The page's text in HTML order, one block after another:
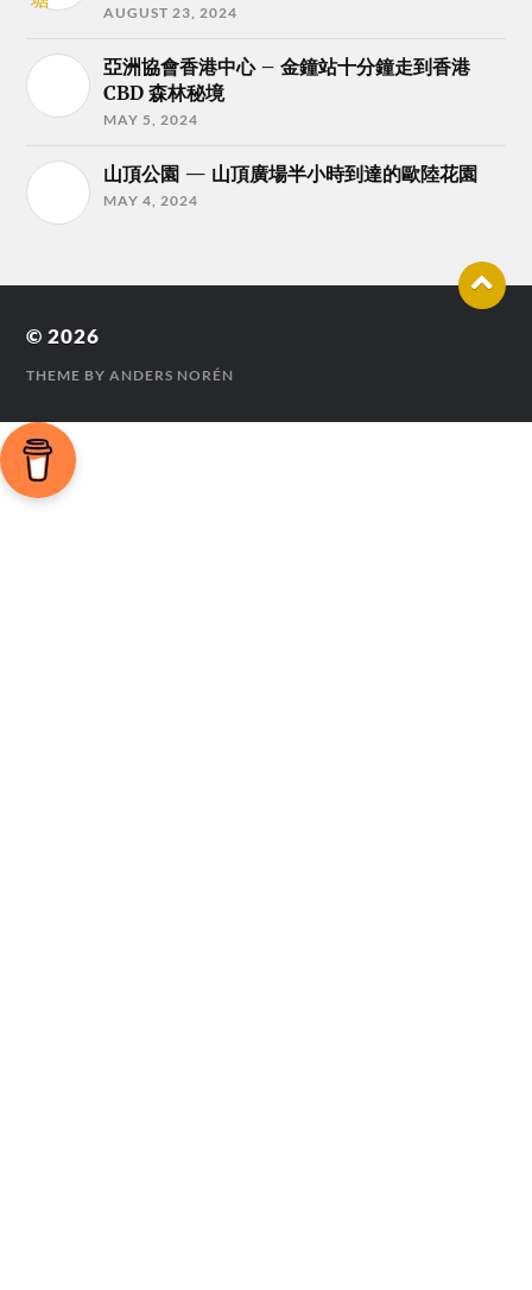
AUGUST 23, 2024
亞洲協會香港中心 – 金鐘站十分鐘走到香港
CBD 森林秘境
MAY 5, 2024
山頂公園 — 山頂廣場半小時到達的歐陸花園
MAY 4, 2024
© 2026
THEME BYANDERS NORÉN